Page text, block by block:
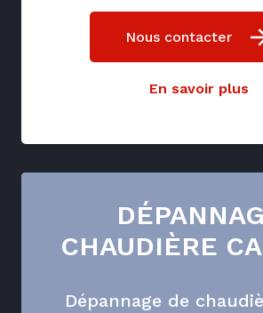
Nous contacter
En savoir plus
CHAUDIÈRE
Dépannage de